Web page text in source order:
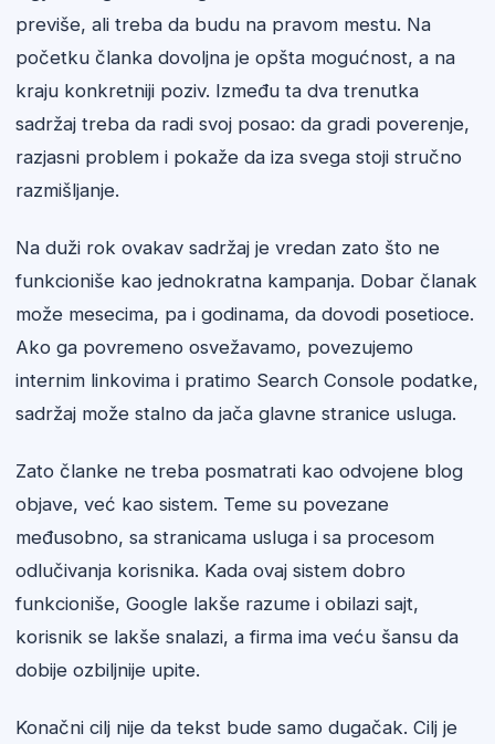
previše, ali treba da budu na pravom mestu. Na
početku članka dovoljna je opšta mogućnost, a na
kraju konkretniji poziv. Između ta dva trenutka
sadržaj treba da radi svoj posao: da gradi poverenje,
razjasni problem i pokaže da iza svega stoji stručno
razmišljanje.
Na duži rok ovakav sadržaj je vredan zato što ne
funkcioniše kao jednokratna kampanja. Dobar članak
može mesecima, pa i godinama, da dovodi posetioce.
Ako ga povremeno osvežavamo, povezujemo
internim linkovima i pratimo Search Console podatke,
sadržaj može stalno da jača glavne stranice usluga.
Zato članke ne treba posmatrati kao odvojene blog
objave, već kao sistem. Teme su povezane
međusobno, sa stranicama usluga i sa procesom
odlučivanja korisnika. Kada ovaj sistem dobro
funkcioniše, Google lakše razume i obilazi sajt,
korisnik se lakše snalazi, a firma ima veću šansu da
dobije ozbiljnije upite.
Konačni cilj nije da tekst bude samo dugačak. Cilj je